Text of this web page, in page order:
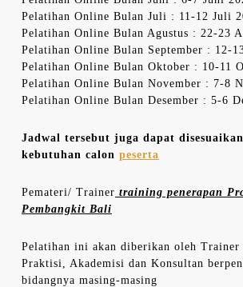
Pelatihan Online Bulan Juli : 11-12 Juli
Pelatihan Online Bulan Agustus : 22-23
Pelatihan Online Bulan September : 12-
Pelatihan Online Bulan Oktober : 10-11
Pelatihan Online Bulan November : 7-8
Pelatihan Online Bulan Desember : 5-6
Jadwal tersebut juga dapat
kebutuhan calon peserta
Pemateri/ Trainer training penerapan
Pembangkit Bali
Pelatihan ini akan diberikan oleh Trainer
Praktisi, Akademisi dan Konsultan
bidangnya masing-masing